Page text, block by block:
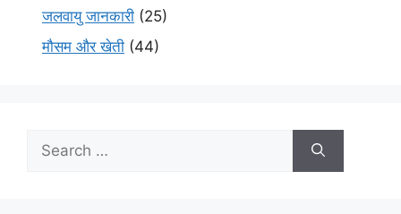
जलवायु जानकारी (25)
मौसम और खेती (44)